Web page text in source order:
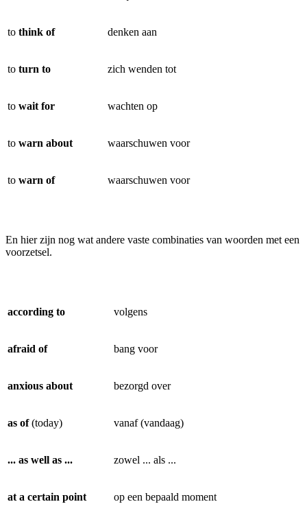
to think of denken aan
to turn to zich wenden tot
to wait for wachten op
to warn about waarschuwen voor
to warn of waarschuwen voor
En hier zijn nog wat andere vaste combinaties van woorden met een
voorzetsel.
according to volgens
afraid of bang voor
anxious about bezorgd over
as of(today) vanaf (vandaag)
... as well as ... zowel ... als ...
at a certain point op een bepaald moment